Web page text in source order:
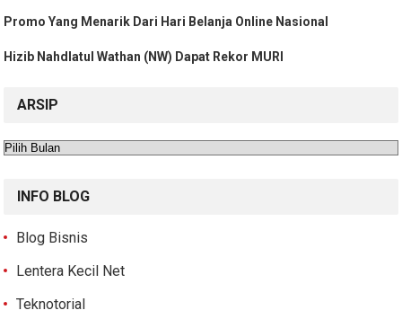
Promo Yang Menarik Dari Hari Belanja Online Nasional
Hizib Nahdlatul Wathan (NW) Dapat Rekor MURI
ARSIP
Arsip
INFO BLOG
Blog Bisnis
Lentera Kecil Net
Teknotorial